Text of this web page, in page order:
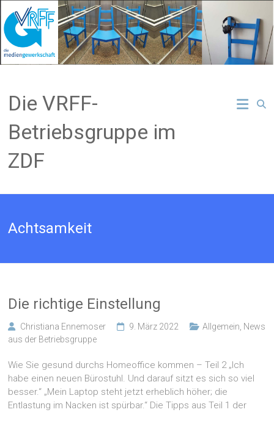
Inhalt
springen
Die VRFF-
Betriebsgruppe im
ZDF
Achtsamkeit
Die richtige Einstellung
Christiana Ennemoser 9. März 2022 Allgemein News
aus der Betriebsgruppe
Wie Sie gesund durchs Homeoffice kommen – Teil 2 „Ich
habe einen neuen Bürostuhl. Und darauf sitzt es sich so viel
besser.“ „Mein Laptop steht jetzt erheblich höher; die
Entlastung im Nacken ist spürbar.“ Die Tipps aus Teil 1 der